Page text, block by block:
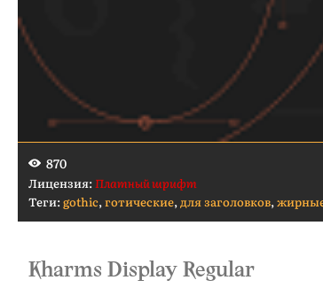
870
Лицензия:Платный шрифт
Теги:gothic,готические,для заголовков,